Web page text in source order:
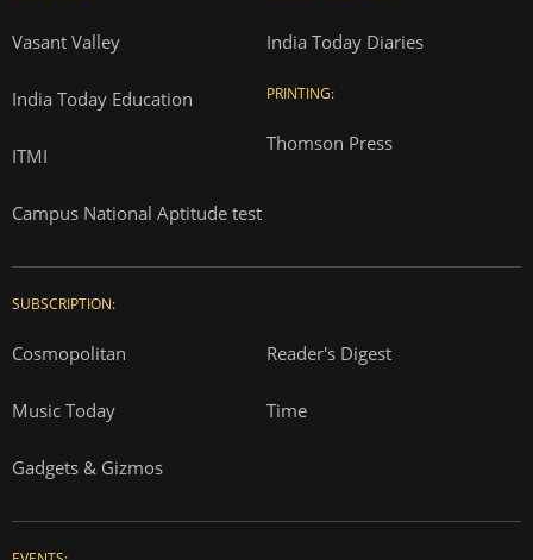
Vasant Valley
India Today Education
ITMI
Campus National Aptitude test
India Today Diaries
PRINTING:
Thomson Press
SUBSCRIPTION:
Cosmopolitan Reader's Digest
Music Today Time
Gadgets & Gizmos